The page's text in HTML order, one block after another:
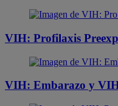
VIH: Profilaxis
VIH: Embarazo y